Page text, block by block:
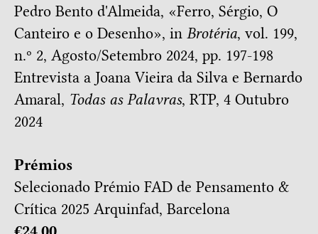
Pedro Bento d'Almeida, «Ferro, Sérgio, O
Canteiro e o Desenho», in Brotéria, vol. 199,
n.º 2, Agosto/Setembro 2024, pp. 197-198
Entrevista a Joana Vieira da Silva e Bernardo
Amaral, Todas as Palavras, RTP, 4 Outubro
2024
Prémios
Selecionado Prémio FAD de Pensamento &
Crítica 2025 Arquinfad, Barcelona